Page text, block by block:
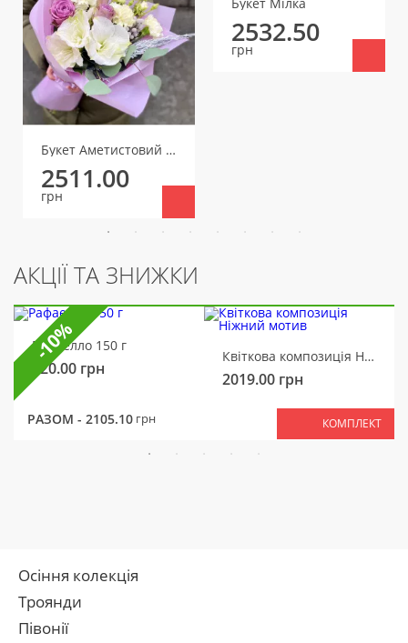
Букет Аметистовий блиск
2511.00
грн
2532.50
грн
АКЦІЇ ТА ЗНИЖКИ
Рафаелло 150 г
320.00 грн
Квіткова композиція Ніжний мотив
2019.00 грн
РАЗОМ - 2105.10 грн КОМПЛЕКТ
-10%
Осіння колекція
Троянди
Півонії